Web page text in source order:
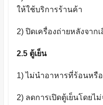
ให้ใช้บริการร้านค้า
2) ปิดเครื่องถ่ายหลังจาก
2.5 ตู้เย็น
1)ไม่นำอาหารที่ร้อนหรื
2) ลดการเปิดตู้เย็นโดยไม่